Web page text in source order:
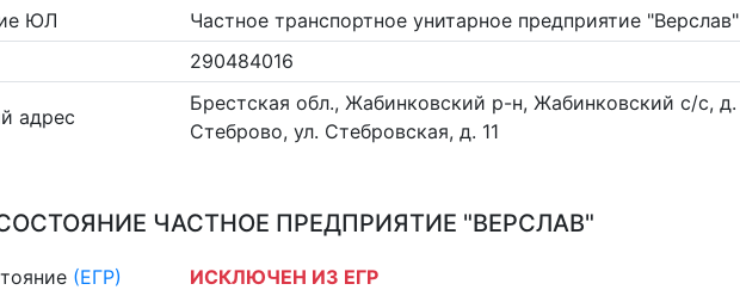
ЮЛ
Частное транспортное унитарное предприятие "Верслав"
290484016
адрес
Брестская обл., Жабинковский р-н, Жабинковский с/с, д.
Стеброво, ул. Стебровская, д. 11
ЧАСТНОЕ ПРЕДПРИЯТИЕ "ВЕРСЛАВ"
(ЕГР)
ИСКЛЮЧЕН ИЗ ЕГР